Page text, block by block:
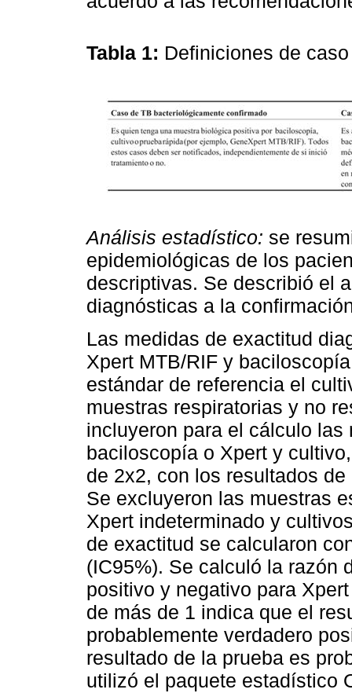
Tabla 1: Definiciones de
Análisis estadístico: se
epidemiológicas de los
descriptivas. Se describió el
diagnósticas a la
Las medidas de exactitud
Xpert MTB/RIF y
estándar de referencia el
muestras respiratorias y no
incluyeron para el cálculo
baciloscopía o Xpert y
de 2x2, con los resultados
Se excluyeron las muestras
Xpert indeterminado y
de exactitud se calcularon
(IC95%). Se calculó la razón
positivo y negativo para
de más de 1 indica que el
probablemente verdadero
resultado de la prueba es
utilizó el paquete estadístico